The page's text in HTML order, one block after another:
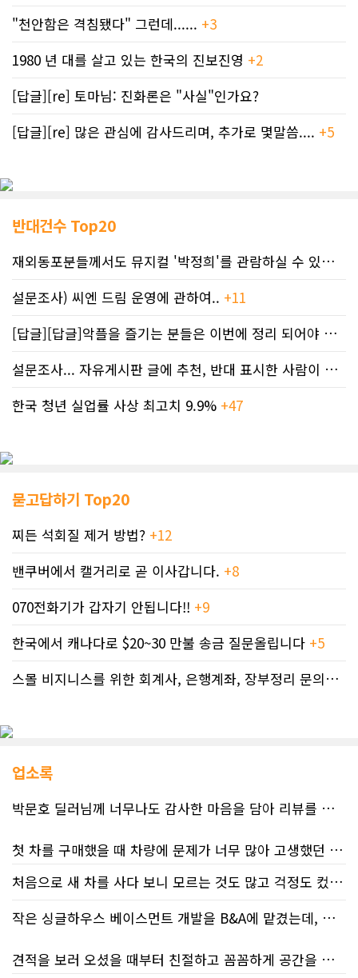
"천안함은 격침됐다" 그런데...... +3
1980 년 대를 살고 있는 한국의 진보진영 +2
[답글][re] 토마님: 진화론은 "사실"인가요?
[답글][re] 많은 관심에 감사드리며, 추가로 몇말씀.... +5
반대건수 Top20
재외동포분들께서도 뮤지컬 '박정희'를 관람하실 수 있도록 노력하겠습니..
설문조사) 씨엔 드림 운영에 관하여.. +11
[답글][답글]악플을 즐기는 분들은 이번에 정리 되어야 합니다.
설문조사... 자유게시판 글에 추천, 반대 표시한 사람이 누구인지 명단..
한국 청년 실업률 사상 최고치 9.9% +47
묻고답하기 Top20
찌든 석회질 제거 방법? +12
밴쿠버에서 캘거리로 곧 이사갑니다. +8
070전화기가 갑자기 안됩니다!! +9
한국에서 캐나다로 $20~30 만불 송금 질문올립니다 +5
스몰 비지니스를 위한 회계사, 은행계좌, 장부정리 문의드립니다.
업소록
박문호 딜러님께 너무나도 감사한 마음을 담아 리뷰를 남깁니다.
첫 차를 구매했을 때 차량에 문제가 너무 많아 고생했던 경험이 있어서, 이번에는 정말 신중하게 고민하고 꼼꼼하게 알아본 후 차를 구매하고 싶었습니다. 그러던 중 사우스포인트의 박문호 딜러님을 만나면서 그동안의 고민이 모두 해결되었습니다.
처음 차량을 선택하는 과정부터 저에게 맞는 차량을 추천해 주셨고, 그 차량의 장단점과 다양한 기능까지 하나하나 자세하게 설명해 주셔서 큰 도움이 되었습니다. 원래는 새 차를 받기까지 4~5개월 정도 기다려야 한다고 들었는데, 딜러님의 노력 덕분에 한 달 만에 차량을 받을 수 있었습니다.
차량을 인수하는 날에도 시간이 오래 걸렸음에도 불구하고 모든 기능을 하나씩 직접 설명해 주시고, 앞으로 차량을 관리하면서 꼭 확인해야 할 부분과 유용한 팁까지 꼼꼼하게 알려주셨습니다. 차에 대해 잘 모르는 저에게는 정말 큰 도움이 되었습니다.
처음으로 새 차를 사다 보니 모르는 것도 많고 걱정도 컸는데 박문호 딜러님 덕분에 전 과정이 너무나 편안하고 만족스러웠습니다! 상담하는 내내 꼼꼼하게 설명해 주신 것은 물론, 복잡한 서류 절차와 차량 옵션 체크까지 세심하게 챙겨주셔서 마음이 정말 든든했습니다. 차량 출고 날에도 긴 시간 할애해 가며 기능을 친절하게 하나하나 설명해 주셔서 큰 도움이 되었는데요, 특히 정비사 출신이셔서 그런지 디테일한 부분까지 전문적으로 말씀해 주셔서 신뢰가 팍팍 갔습니다 ?? 다른분 리뷰에도 있지만 마지막에 "진짜 서비스는 이제부터 시작"이라는 진심어린 말씀에는 깊은 감동을 받았습니다. 앞으로 주변에 차 구매하려는 분이 있다면 무조건 박문호 딜러님 강력 추천입니다! 신경 써주셔서 진심으로 감사드리며, 늘 건강하시고 번창하시길 바랍니다 :)
작은 싱글하우스 베이스먼트 개발을 B&A에 맡겼는데, 처음부터 끝까지 정말 만족스러운 경험이었습니다.
견적을 보러 오셨을 때부터 친절하고 꼼꼼하게 공간을 확인해 주셨고, 여러 옵션이 포함된 견적 금액도 다른 업체들과 비교했을 때 매우 합리적이었습니다.